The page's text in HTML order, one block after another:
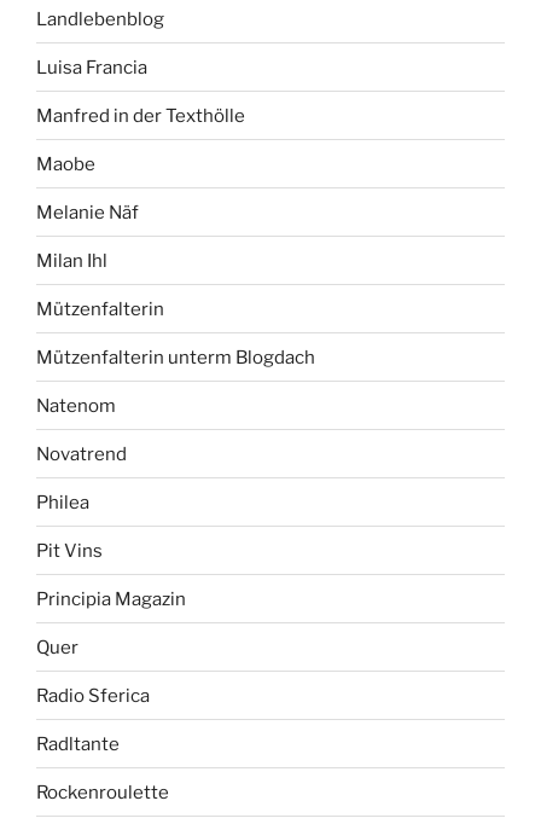
Landlebenblog
Luisa Francia
Manfred in der Texthölle
Maobe
Melanie Näf
Milan Ihl
Mützenfalterin
Mützenfalterin unterm Blogdach
Natenom
Novatrend
Philea
Pit Vins
Principia Magazin
Quer
Radio Sferica
Radltante
Rockenroulette